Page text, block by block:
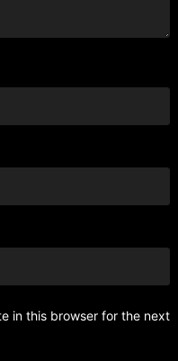
in this browser for the next